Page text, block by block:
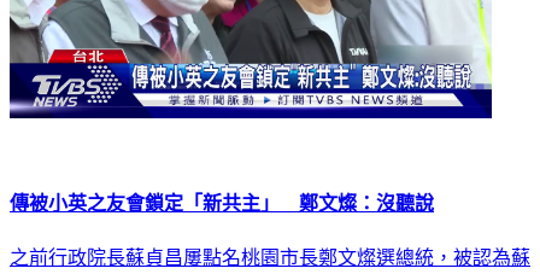
傳被小英之友會鎖定「新共主」 鄭文燦：沒聽說
之前行政院長蘇貞昌屢點名桃園市長鄭文燦選總統，被認為蘇